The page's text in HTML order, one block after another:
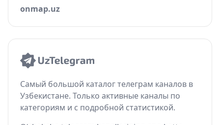
onmap.uz
Самый большой каталог телеграм каналов в
Узбекистане. Только активные каналы по
категориям и с подробной статистикой.